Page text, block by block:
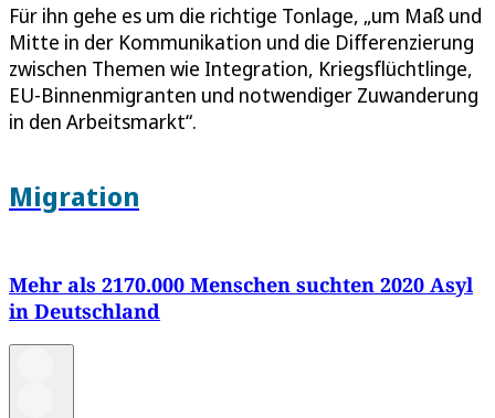
Für ihn gehe es um die richtige Tonlage, „um Maß und
Mitte in der Kommunikation und die Differenzierung
zwischen Themen wie Integration, Kriegsflüchtlinge,
EU-Binnenmigranten und notwendiger Zuwanderung
in den Arbeitsmarkt“.
Migration
Mehr als 2170.000 Menschen suchten 2020 Asyl
in Deutschland